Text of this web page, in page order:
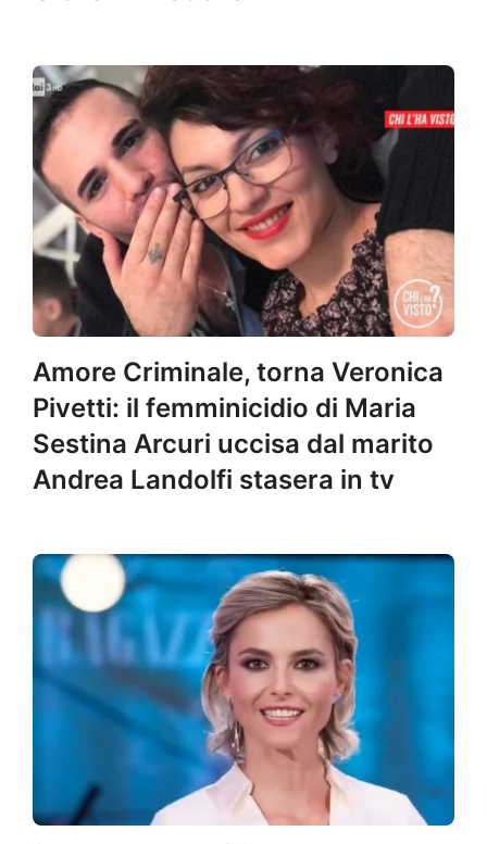
Amore Criminale, torna Veronica
Pivetti: il femminicidio di Maria
Sestina Arcuri uccisa dal marito
Andrea Landolfi stasera in tv